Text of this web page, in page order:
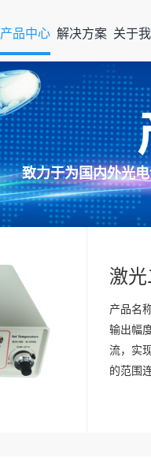
产品中心 解决方案 关于我
致力于为国内外光
激
产品名
输出幅
流，实
的范围